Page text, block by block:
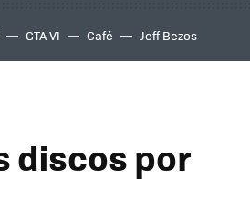
GTA VI Café Jeff Bezos
discos por